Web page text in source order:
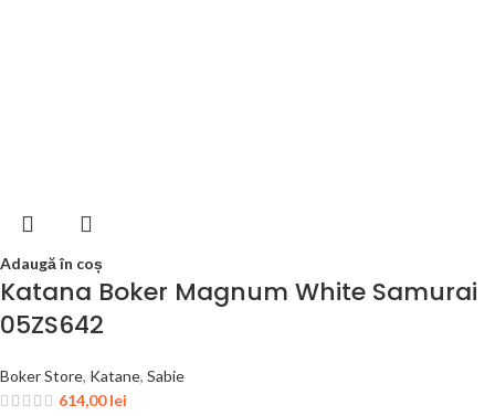
Adaugă în coș
Katana Boker Magnum White Samurai
05ZS642
Boker Store, Katane, Sabie
614,00lei